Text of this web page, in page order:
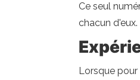
Ce seul
chacun d'eux.
Lorsque